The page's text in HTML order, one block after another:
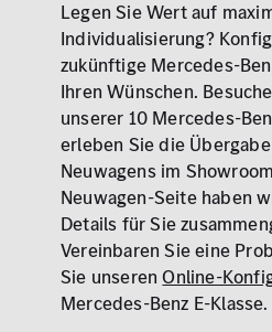
Legen Sie Wert auf
Individualisierung?
zukünftige Mercedes-
Ihren Wünschen.
unserer 10 Mercedes-
erleben Sie die
Neuwagens im
Neuwagen-Seite haben
Details für Sie
Vereinbaren Sie eine
Sie unserenOnline-
Mercedes-Benz E-Klasse.